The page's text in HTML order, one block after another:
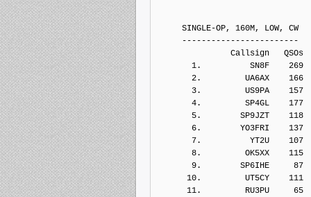
SINGLE-OP, 160M, LOW, CW
------------------------
Callsign   QSOs  Points
1.          SN8F    269
2.         UA6AX    166
3.         US9PA    157
4.         SP4GL    177
5.        SP9JZT    118
6.        YO3FRI    137
7.          YT2U    107
8.         OK5XX    115
9.        SP6IHE     87
10.         UT5CY    111
11.         RU3PU     65